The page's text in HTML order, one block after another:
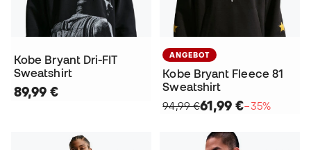
Kobe Bryant Dri-FIT
Sweatshirt
89,99 €
ANGEBOT
Kobe Bryant Fleece 81
Sweatshirt
94,99 €61,99 €−35%